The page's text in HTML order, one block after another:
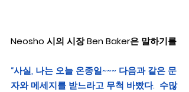
Neosho 시의 시장 Ben Baker은 말하기를
“사실, 나는 오늘 온종일~~~ 다음과 같은 문
자와 메세지를 받느라고 무척 바빴다.  수많